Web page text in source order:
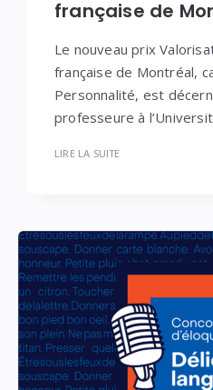
française de
Le nouveau prix
française de Montréal,
Personnalité, est
professeure à
LIRE LA SUITE